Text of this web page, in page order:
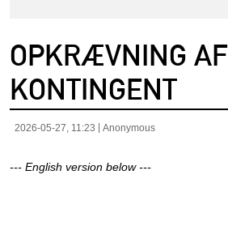
OPKRÆVNING AF
KONTINGENT
2026-05-27, 11:23 Anonymous
--- English version below ---